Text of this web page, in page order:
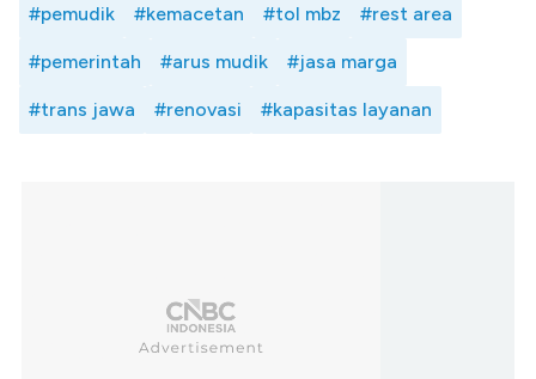
#pemudik #kemacetan #tol mbz #rest area
#pemerintah #arus mudik #jasa marga
#trans jawa #renovasi #kapasitas layanan